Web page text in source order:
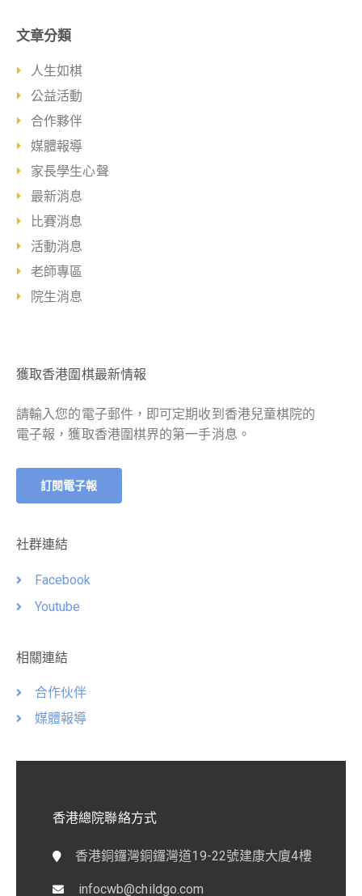
文章分類
人生如棋
公益活動
合作夥伴
媒體報導
家長學生心聲
最新消息
比賽消息
活動消息
老師專區
院生消息
獲取香港圍棋最新情報
請輸入您的電子郵件，即可定期收到香港兒童棋院的
電子報，獲取香港圍棋界的第一手消息。
訂閱電子報
社群連結
Facebook
Youtube
相關連結
合作伙伴
媒體報導
香港總院聯絡方式
香港銅鑼灣銅鑼灣道19-22號建康大廈4樓
infocwb@childgo.com